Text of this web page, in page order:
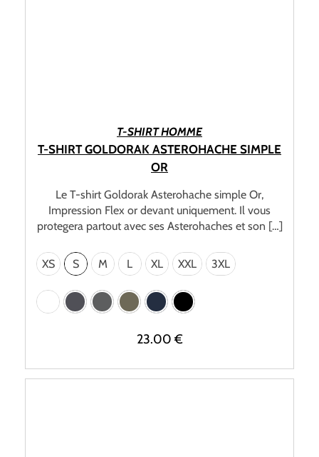
T-SHIRT HOMME
T-SHIRT GOLDORAK ASTEROHACHE SIMPLE
OR
Le T-shirt Goldorak Asterohache simple Or,
Impression Flex or devant uniquement. Il vous
protegera partout avec ses Asterohaches et son […]
XS S M L XL XXL 3XL
23.00€